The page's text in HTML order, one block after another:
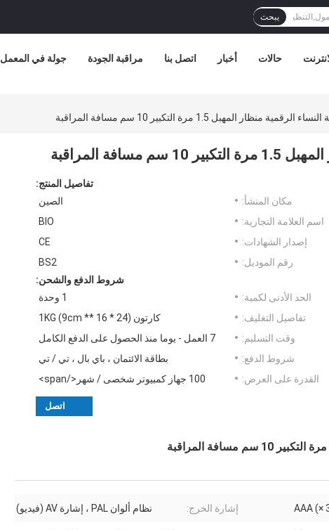
يبحث
جولة في المعمل مراقبة الجودة اتصل بنا أخبار حالات
منظار المهبل 1.5 مرة التكبير 10 سم مسافة المراقبة
المراقبة
تفاصيل المنتج:
مكان المنشأ:
الصين
اسم العلامة التجارية:
BIO
إصدار الشهادات:
CE
رقم الموديل:
BS2
شروط الدفع والشحن:
الحد الأدنى لكمية:
1 وحدة
تفاصيل التغليف:
كارتون (24 * 16 ** 9cm) 1KG
وقت التسليم:
7 العمل - يوما منذ الحصول على الدفع الكامل
شروط الدفع:
بطاقة الائتمان ، باي بال ، تي / تي
القدرة على العرض:
100 جهاز كمبيوتر شخصى / شهر</span>
اتصل
إشارة الخرج: نظام ألوان PAL ، إشارة AV (فيديو)